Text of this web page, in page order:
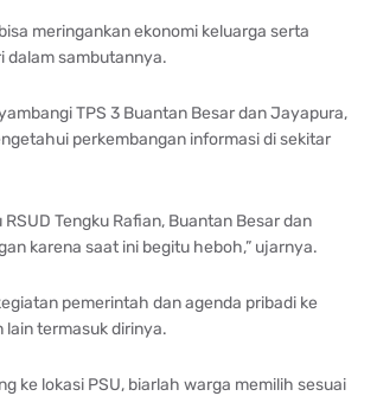
meringankan ekonomi keluarga serta
dalam sambutannya.
TPS 3 Buantan Besar dan Jayapura,
perkembangan informasi di sekitar
Tengku Rafian, Buantan Besar dan
karena saat ini begitu heboh,” ujarnya.
pemerintah dan agenda pribadi ke
lain termasuk dirinya.
ke lokasi PSU, biarlah warga memilih sesuai